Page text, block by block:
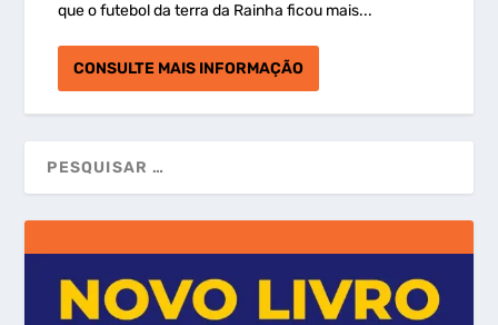
que o futebol da terra da Rainha ficou mais...
CONSULTE MAIS INFORMAÇÃO